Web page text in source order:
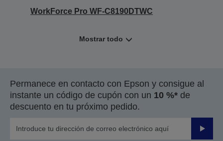
WorkForce Pro WF-C8190DTWC
Mostrar todo
Permanece en contacto con Epson y consigue al
instante un código de cupón con un 10 %* de
descuento en tu próximo pedido.
Enviar